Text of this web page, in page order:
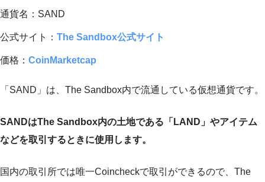
通貨名：SAND
公式サイト： The Sandbox公式サイト
価格： CoinMarketcap
「SAND」は、The Sandbox内で流通している仮想通貨です。
SANDはThe Sandbox内の土地である「LAND」やアイテム
などを取引するときに使用します。
国内の取引所では唯一Coincheckで取引ができるので、The